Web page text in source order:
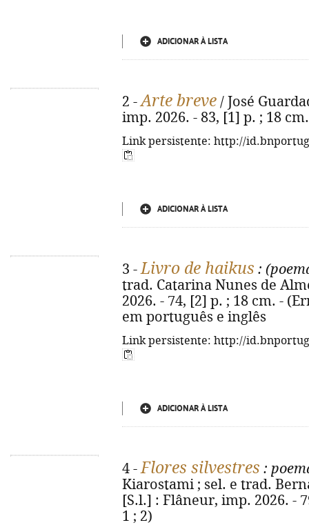
ADICIONAR À LISTA
2 -Arte breve / José
imp. 2026. - 83, [1] p. ; 18
Link persistente: http://
ADICIONAR À LISTA
3 -Livro de haikus :
trad. Catarina Nunes de
2026. - 74, [2] p. ; 18 cm. -
em português e inglês
Link persistente: http://
ADICIONAR À LISTA
4 -Flores silvestres :
Kiarostami ; sel. e trad.
[S.l.] : Flâneur, imp. 2026. -
1 ; 2)